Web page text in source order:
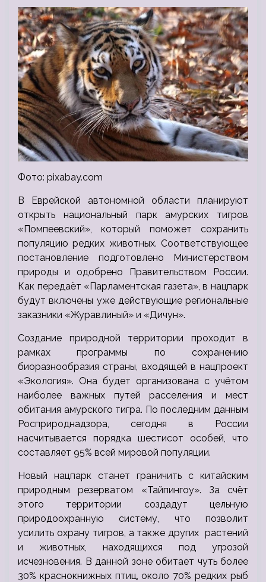
Фото: pixabay.com
В Еврейской автономной области планируют
открыть национальный парк амурских тигров
«Помпеевский», который поможет сохранить
популяцию редких животных. Соответствующее
постановление подготовлено Министерством
природы и одобрено Правительством России.
Как передаёт «Парламентская газета», в нацпарк
будут включены уже действующие региональные
заказники «Журавлиный» и «Дичун».
Создание природной территории проходит в
рамках программы по сохранению
биоразнообразия страны, входящей в нацпроект
«Экология». Она будет организована с учётом
наиболее важных путей расселения и мест
обитания амурского тигра. По последним данным
Росприроднадзора, сегодня в России
насчитывается порядка шестисот особей, что
составляет 95% всей мировой популяции.
Новый нацпарк станет граничить с китайским
природным резерватом «Тайпингоу». За счёт
этого территории создадут цельную
природоохранную систему, что позволит
усилить охрану тигров, а также других растений
и животных, находящихся под угрозой
исчезновения. В данной зоне обитает чуть более
30% краснокнижных птиц, около 70% редких рыб